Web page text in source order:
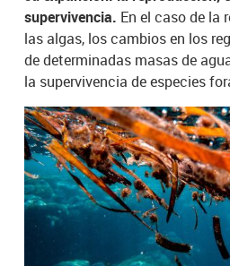
supervivencia. En el caso de la
las algas, los cambios en los
de determinadas masas de
la supervivencia de especies